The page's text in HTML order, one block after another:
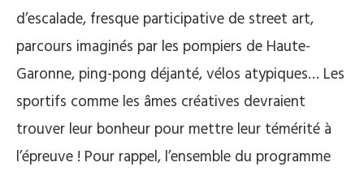
d’escalade, fresque participative de street art,
parcours imaginés par les pompiers de Haute-
Garonne, ping-pong déjanté, vélos atypiques… Les
sportifs comme les âmes créatives devraient
trouver leur bonheur pour mettre leur témérité à
l’épreuve ! Pour rappel, l’ensemble du programme